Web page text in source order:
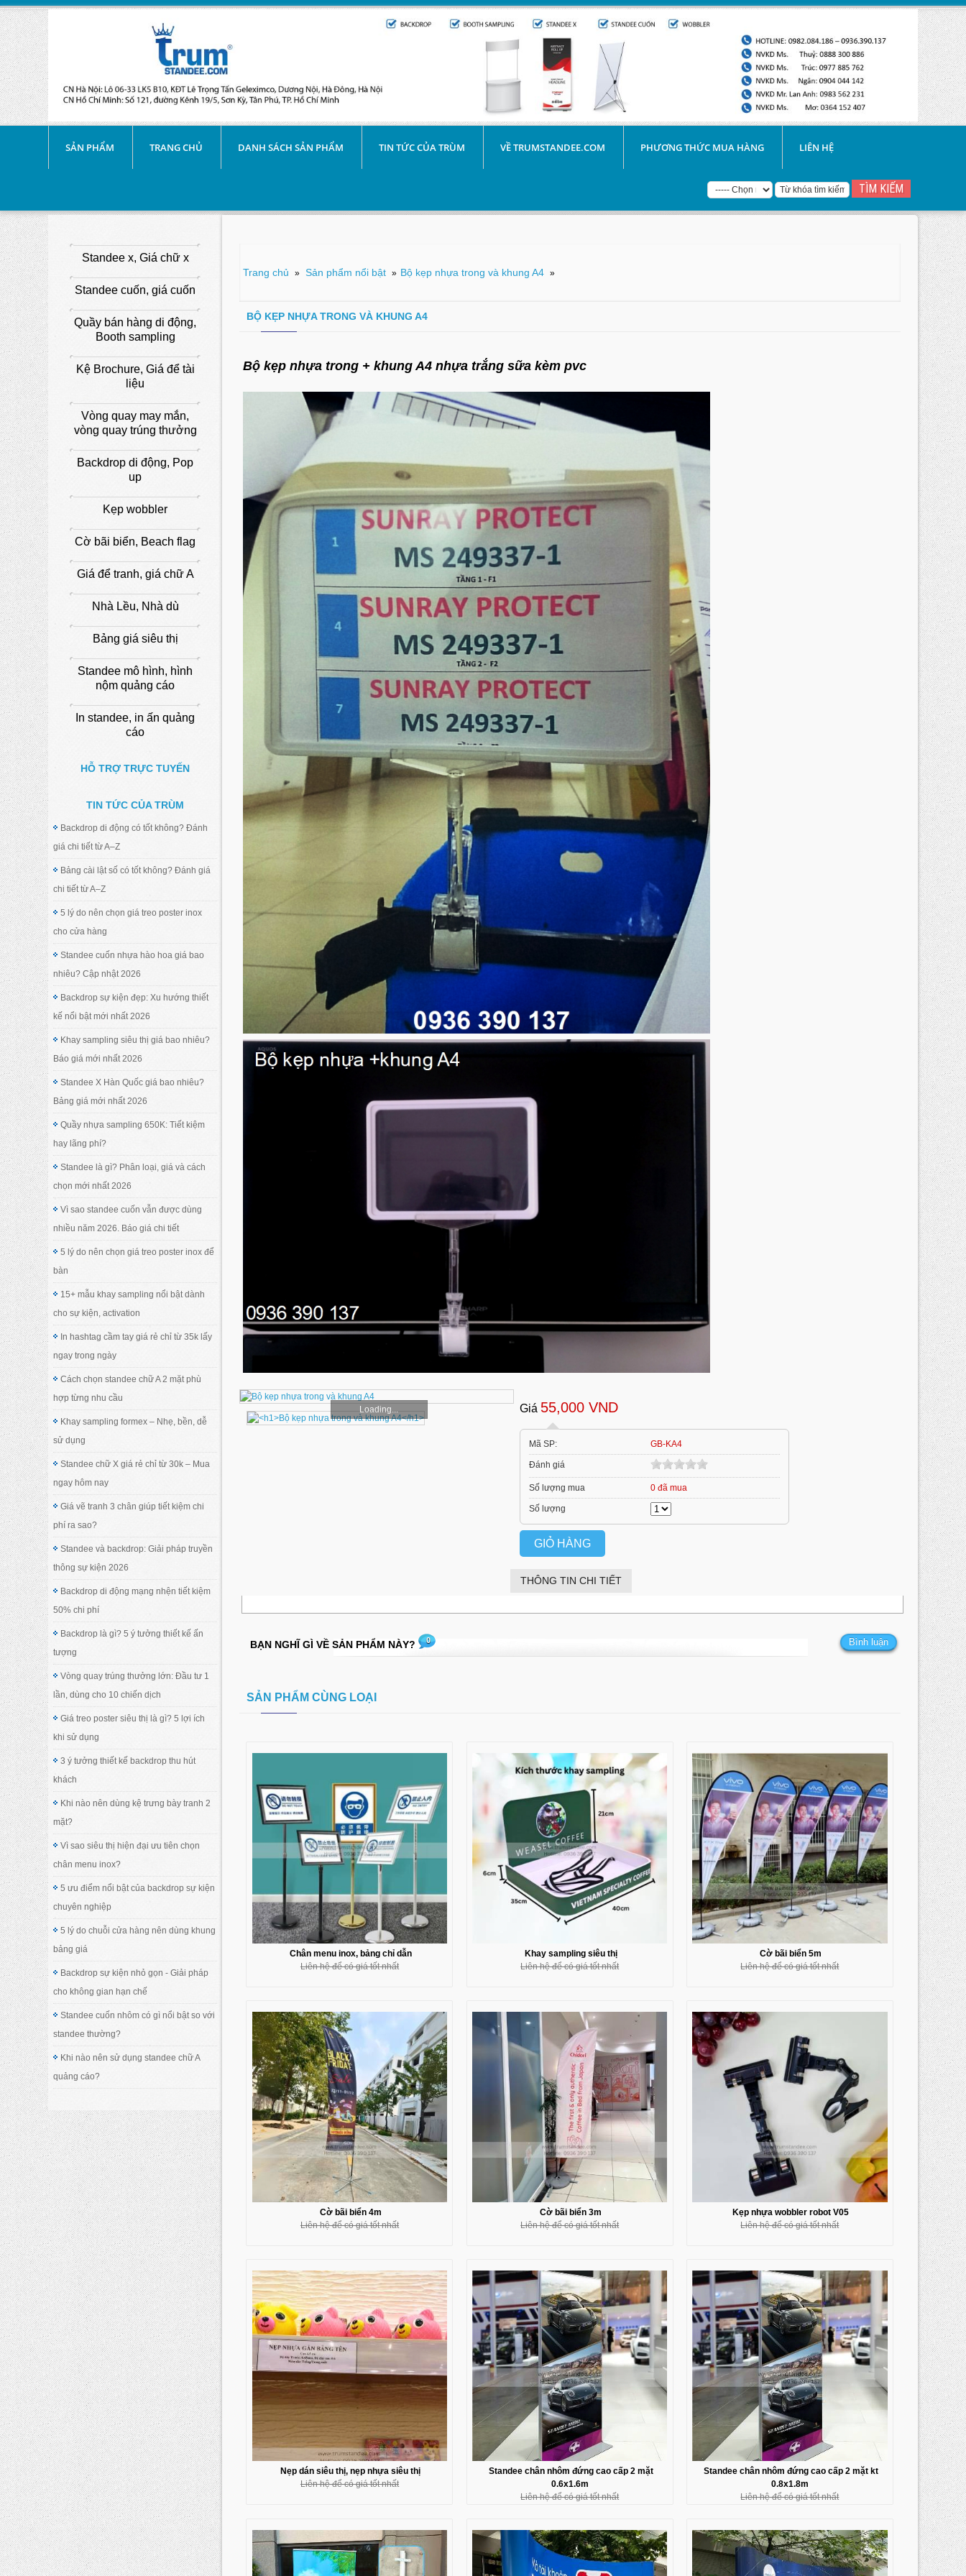
SẢN PHẨM TRANG CHỦ DANH SÁCH SẢN PHẨM TIN TỨC CỦA TRÙM VỀ TRUMSTANDEE.COM PHƯƠNG THỨC MUA HÀNG LIÊN HỆ
Standee x, Giá chữ x
Standee cuốn, giá cuốn
Quầy bán hàng di động,
Booth sampling
Kệ Brochure, Giá để tài
liệu
Vòng quay may mắn,
vòng quay trúng thưởng
Backdrop di động, Pop
up
Kẹp wobbler
Cờ bãi biển, Beach flag
Giá để tranh, giá chữ A
Nhà Lều, Nhà dù
Bảng giá siêu thị
Standee mô hình, hình
nộm quảng cáo
In standee, in ấn quảng
cáo
HỖ TRỢ TRỰC TUYẾN
TIN TỨC CỦA TRÙM
Backdrop di động có tốt không? Đánh
giá chi tiết từ A–Z
Bảng cài lật số có tốt không? Đánh giá
chi tiết từ A–Z
5 lý do nên chọn giá treo poster inox
cho cửa hàng
Standee cuốn nhựa hào hoa giá bao
nhiêu? Cập nhật 2026
Backdrop sự kiện đẹp: Xu hướng thiết
kế nổi bật mới nhất 2026
Khay sampling siêu thị giá bao nhiêu?
Báo giá mới nhất 2026
Standee X Hàn Quốc giá bao nhiêu?
Bảng giá mới nhất 2026
Quầy nhựa sampling 650K: Tiết kiệm
hay lãng phí?
Standee là gì? Phân loại, giá và cách
chọn mới nhất 2026
Vì sao standee cuốn vẫn được dùng
nhiều năm 2026. Báo giá chi tiết
5 lý do nên chọn giá treo poster inox để
bàn
15+ mẫu khay sampling nổi bật dành
cho sự kiện, activation
In hashtag cầm tay giá rẻ chỉ từ 35k lấy
ngay trong ngày
Cách chọn standee chữ A 2 mặt phù
hợp từng nhu cầu
Khay sampling formex – Nhẹ, bền, dễ
sử dụng
Standee chữ X giá rẻ chỉ từ 30k – Mua
ngay hôm nay
Giá vẽ tranh 3 chân giúp tiết kiệm chi
phí ra sao?
Standee và backdrop: Giải pháp truyền
thông sự kiện 2026
Backdrop di động mạng nhện tiết kiệm
50% chi phí
Backdrop là gì? 5 ý tưởng thiết kế ấn
tượng
Vòng quay trúng thưởng lớn: Đầu tư 1
lần, dùng cho 10 chiến dịch
Giá treo poster siêu thị là gì? 5 lợi ích
khi sử dụng
3 ý tưởng thiết kế backdrop thu hút
khách
Khi nào nên dùng kệ trưng bày tranh 2
mặt?
Vì sao siêu thị hiện đại ưu tiên chọn
chân menu inox?
5 ưu điểm nổi bật của backdrop sự kiện
chuyên nghiệp
5 lý do chuỗi cửa hàng nên dùng khung
bảng giá
Backdrop sự kiện nhỏ gọn - Giải pháp
cho không gian hạn chế
Standee cuốn nhôm có gì nổi bật so với
standee thường?
Khi nào nên sử dụng standee chữ A
quảng cáo?
Trang chủ » Sản phẩm nổi bật » Bộ kẹp nhựa trong và khung A4 »
BỘ KẸP NHỰA TRONG VÀ KHUNG A4
Bộ kẹp nhựa trong + khung A4 nhựa trắng sữa kèm pvc
Loading... Giá 55,000 VND
Mã SP: GB-KA4
Đánh giá
Số lượng mua 0 đã mua
Số lượng
GIỎ HÀNG
THÔNG TIN CHI TIẾT
BẠN NGHĨ GÌ VỀ SẢN PHẨM NÀY? 0
SẢN PHẨM CÙNG LOẠI
Chân menu inox, bảng chỉ dẫn
Liên hệ để có giá tốt nhất
Khay sampling siêu thị
Liên hệ để có giá tốt nhất
Cờ bãi biển 5m
Liên hệ để có giá tốt nhất
Cờ bãi biển 4m
Liên hệ để có giá tốt nhất
Cờ bãi biển 3m
Liên hệ để có giá tốt nhất
Kẹp nhựa wobbler robot V05
Liên hệ để có giá tốt nhất
Nẹp dán siêu thị, nẹp nhựa siêu thị
Liên hệ để có giá tốt nhất
Standee chân nhôm đứng cao cấp 2 mặt
0.6x1.6m
Liên hệ để có giá tốt nhất
Standee chân nhôm đứng cao cấp 2 mặt kt
0.8x1.8m
Liên hệ để có giá tốt nhất